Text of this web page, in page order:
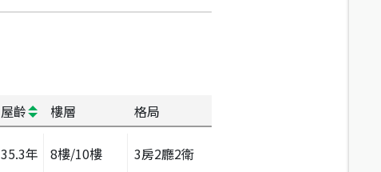
屋齡 樓層 格局
35.3年 8樓/10樓 3房2廳2衛